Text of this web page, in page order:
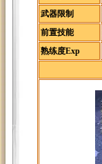
武器限制
前置技能
熟练度Exp